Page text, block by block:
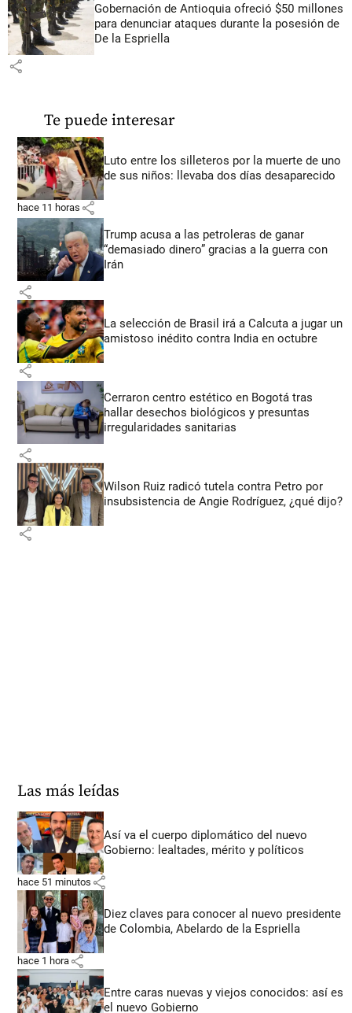
Gobernación de Antioquia ofreció $50 millones
para denunciar ataques durante la posesión de
De la Espriella
share
Te puede interesar
Luto entre los silleteros por la muerte de uno
de sus niños: llevaba dos días desaparecido
hace 11 horas share
Trump acusa a las petroleras de ganar
“demasiado dinero” gracias a la guerra con
Irán
share
La selección de Brasil irá a Calcuta a jugar un
amistoso inédito contra India en octubre
share
Cerraron centro estético en Bogotá tras
hallar desechos biológicos y presuntas
irregularidades sanitarias
share
Wilson Ruiz radicó tutela contra Petro por
insubsistencia de Angie Rodríguez, ¿qué dijo?
share
Las más leídas
Así va el cuerpo diplomático del nuevo
Gobierno: lealtades, mérito y políticos
hace 51 minutos share
Diez claves para conocer al nuevo presidente
de Colombia, Abelardo de la Espriella
hace 1 hora share
Entre caras nuevas y viejos conocidos: así es
el nuevo Gobierno